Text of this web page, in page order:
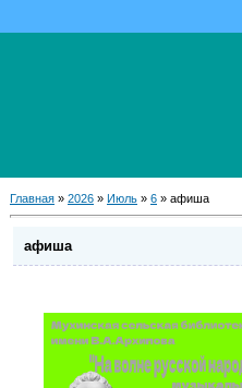
Главная » 2026 » Июль » 6 » афиша
афиша